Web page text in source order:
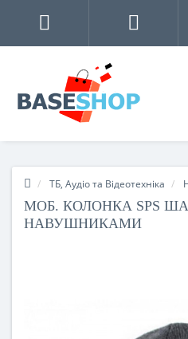
ТБ, Аудіо та Відеотехніка
МОБ. КОЛОНКА SPS
НАВУШНИКАМИ